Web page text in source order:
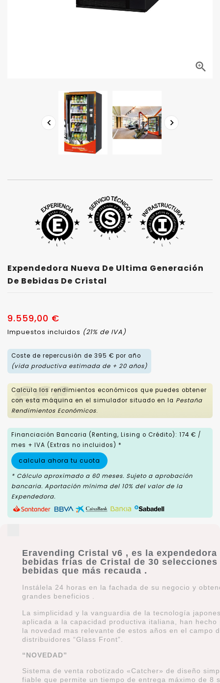

 
Expendedora Nueva De Ultima Generación
De Bebidas De Cristal
9.559,00 €
Impuestos incluidos (21% de IVA)
Coste de repercusión de 395 € por año
(vida productiva estimada de + 20 años)
Calcula los rendimientos económicos que puedes obtener
con esta máquina en el simulador situado en la Pestaña
Rendimientos Económicos.
Financiación Bancaria (Renting, Lising o Crédito): 174 € /
mes + IVA (Extras no incluidos) *
calcula ahora tu cuota
* Cálculo aproximado a 60 meses. Sujeto a aprobación
bancaria. Aportación mínima del 10% del valor de la
Expendedora.
Eravending Cristal v6 , es la expendedora
bebidas frías de Cristal de 30 selecciones
bebidas que más recauda .
Instálela 24 horas en la fachada de su negocio y
grandes beneficios .
La simplicidad y la vanguardia de la tecnología
aplicada a la capacidad productiva italiana, han hecho
la novedad mas relevante de estos años en el campo
distribuidores “Glass Front”.
“NOVEDAD”
Sistema de venta robotizado «Catcher» de diseño
fiable que permite un tiempo de entrega máximo de 8